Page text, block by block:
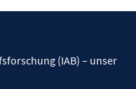
(IAB) – unser